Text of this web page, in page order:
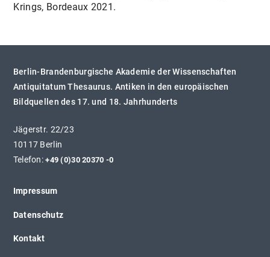
Krings, Bordeaux 2021.
Berlin-Brandenburgische Akademie der Wissenschaften
Antiquitatum Thesaurus. Antiken in den europäischen
Bildquellen des 17. und 18. Jahrhunderts
Jägerstr. 22/23
10117 Berlin
Telefon:+49 (0)30 20370 -0
Impressum
Datenschutz
Kontakt